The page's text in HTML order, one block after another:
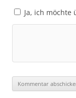
Ja, ich